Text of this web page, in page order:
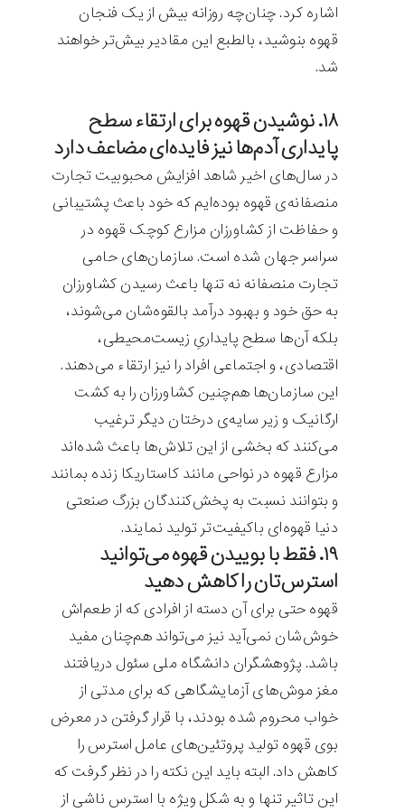
اشاره کرد. چنان‌چه روزانه بیش از یک فنجان
قهوه بنوشید، بالطبع این مقادیر بیش‌تر خواهند
شد.
۱۸. نوشیدن قهوه برای ارتقاء سطح
پایداری آدم‌ها نیز فایده‌ای مضاعف دارد
در سال‌های اخیر شاهد افزایش محبوبیت تجارت
منصفانه‌ی قهوه بوده‌ایم که خود باعث پشتیبانی
و حفاظت از کشاورزان مزارع کوچک قهوه در
سراسر جهان شده است. سازمان‌های حامی
تجارت منصفانه نه تنها باعث رسیدن کشاورزان
به حق خود و بهبود درآمد بالقوه‌شان می‌شوند،
بلکه آن‌ها سطح پایداریِ زیست‌محیطی،
اقتصادی، و اجتماعی افراد را نیز ارتقاء می‌دهند.
این سازمان‌ها هم‌چنین کشاورزان را به کشت
ارگانیک و زیر سایه‌ی درختان دیگر ترغیب
می‌کنند که بخشی از این تلاش‌ها باعث شده‌‌اند
مزارع قهوه در نواحی مانند کاستاریکا زنده بمانند
و بتوانند نسبت به پخش‌کنندگان بزرگ صنعتی
دنیا قهوه‌ای باکیفیت‌تر تولید نمایند.
۱۹. فقط با بوییدن قهوه می‌توانید
استرس‌تان را کاهش دهید
قهوه حتی برای آن دسته از افرادی که از طعم‌اش
خوش‌شان نمی‌آید نیز می‌تواند هم‌چنان مفید
باشد. پژوهشگران دانشگاه ملی سئول دریافتند
مغز موش‌های آزمایشگاهی که برای مدتی از
خواب محروم شده بودند، با قرار گرفتن در معرض
بوی قهوه تولید پروتئین‌های عامل استرس را
کاهش داد. البته باید این نکته را در نظر گرفت که
این تاثیر تنها و به شکل ویژه با استرس ناشی از